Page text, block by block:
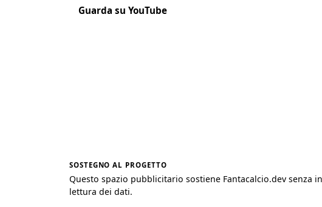
Guarda su YouTube
SOSTEGNO AL PROGETTO
Questo spazio pubblicitario sostiene Fantacalcio.dev senza
lettura dei dati.